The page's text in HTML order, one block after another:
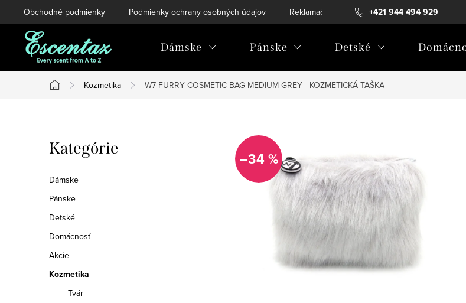
na
+421 944 494 929
Obchodné podmienky Podmienky ochrany osobných údajov Reklamačný poriadok Reklamačný formulár
Dámske Pánske Detské
Domov
Kozmetika W7 FURRY COSMETIC BAG MEDIUM GREY - KOZMETICKÁ TAŠKA
o
č
n
ý
p
a
Preskočiť
kategórie
Kategórie
Dámske
Pánske
Detské
Domácnosť
Akcie
Kozmetika
Tvár
–34 %